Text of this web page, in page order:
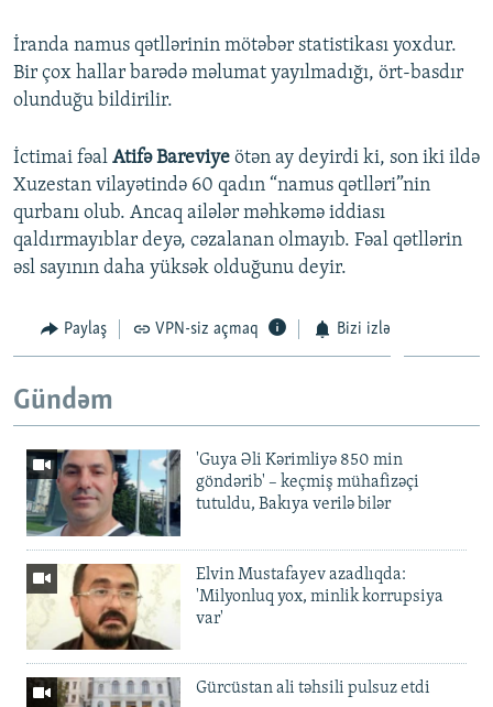
İranda namus qətllərinin mötəbər statistikası yoxdur.
Bir çox hallar barədə məlumat yayılmadığı, ört-basdır
olunduğu bildirilir.
İctimai fəal Atifə Bareviye ötən ay deyirdi ki, son iki ildə
Xuzestan vilayətində 60 qadın “namus qətlləri”nin
qurbanı olub. Ancaq ailələr məhkəmə iddiası
qaldırmayıblar deyə, cəzalanan olmayıb. Fəal qətllərin
əsl sayının daha yüksək olduğunu deyir.
Paylaş VPN-siz açmaq Bizi izlə
Gündəm
'Guya Əli Kərimliyə 850 min
göndərib' – keçmiş mühafizəçi
tutuldu, Bakıya verilə bilər
Elvin Mustafayev azadlıqda:
'Milyonluq yox, minlik korrupsiya
var'
Gürcüstan ali təhsili pulsuz etdi